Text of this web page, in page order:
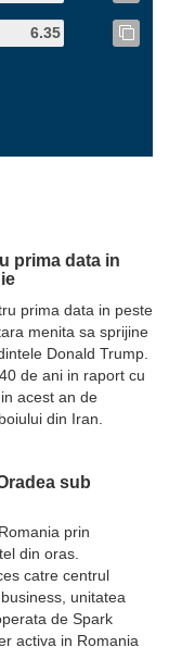
prima data in
prima data in peste
menita sa sprijine
Donald Trump.
de ani in raport cu
acest an de
din Iran.
sub
prin
din oras.
catre centrul
unitatea
de Spark
activa in Romania